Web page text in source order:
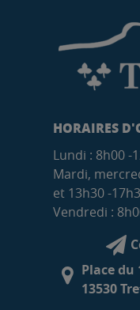
HORAIRES
Lundi : 8h00 -
Mardi,
et 13h30 -
Vendredi :
Place du
13530